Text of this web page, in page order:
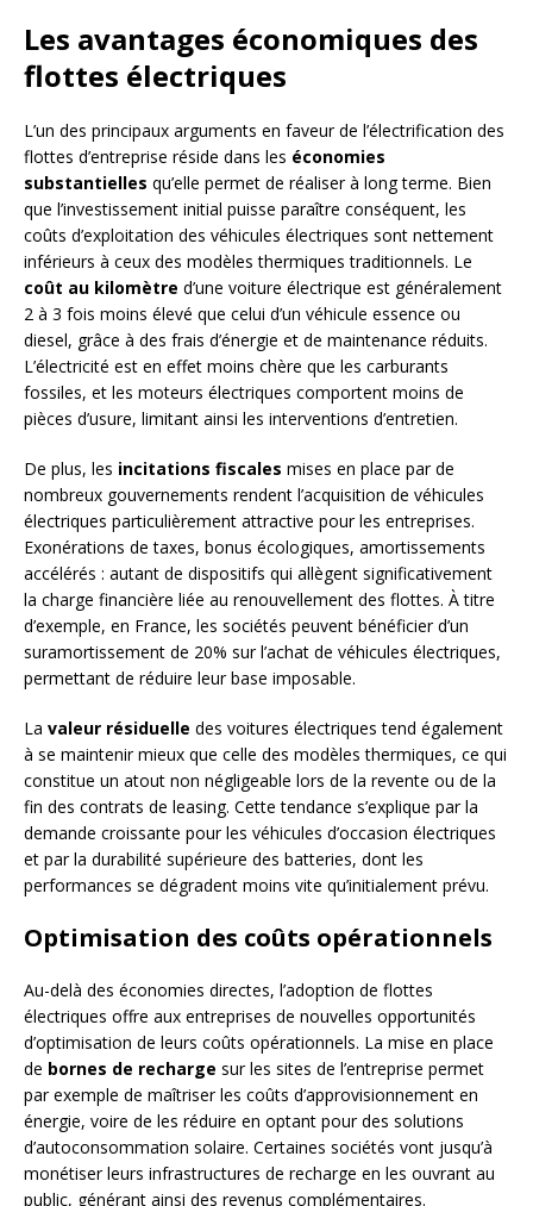
Les avantages économiques des
flottes électriques
L’un des principaux arguments en faveur de l’électrification des
flottes d’entreprise réside dans les économies
substantielles qu’elle permet de réaliser à long terme. Bien
que l’investissement initial puisse paraître conséquent, les
coûts d’exploitation des véhicules électriques sont nettement
inférieurs à ceux des modèles thermiques traditionnels. Le
coût au kilomètre d’une voiture électrique est généralement
2 à 3 fois moins élevé que celui d’un véhicule essence ou
diesel, grâce à des frais d’énergie et de maintenance réduits.
L’électricité est en effet moins chère que les carburants
fossiles, et les moteurs électriques comportent moins de
pièces d’usure, limitant ainsi les interventions d’entretien.
De plus, les incitations fiscales mises en place par de
nombreux gouvernements rendent l’acquisition de véhicules
électriques particulièrement attractive pour les entreprises.
Exonérations de taxes, bonus écologiques, amortissements
accélérés : autant de dispositifs qui allègent significativement
la charge financière liée au renouvellement des flottes. À titre
d’exemple, en France, les sociétés peuvent bénéficier d’un
suramortissement de 20% sur l’achat de véhicules électriques,
permettant de réduire leur base imposable.
La valeur résiduelle des voitures électriques tend également
à se maintenir mieux que celle des modèles thermiques, ce qui
constitue un atout non négligeable lors de la revente ou de la
fin des contrats de leasing. Cette tendance s’explique par la
demande croissante pour les véhicules d’occasion électriques
et par la durabilité supérieure des batteries, dont les
performances se dégradent moins vite qu’initialement prévu.
Optimisation des coûts opérationnels
Au-delà des économies directes, l’adoption de flottes
électriques offre aux entreprises de nouvelles opportunités
d’optimisation de leurs coûts opérationnels. La mise en place
de bornes de recharge sur les sites de l’entreprise permet
par exemple de maîtriser les coûts d’approvisionnement en
énergie, voire de les réduire en optant pour des solutions
d’autoconsommation solaire. Certaines sociétés vont jusqu’à
monétiser leurs infrastructures de recharge en les ouvrant au
public, générant ainsi des revenus complémentaires.